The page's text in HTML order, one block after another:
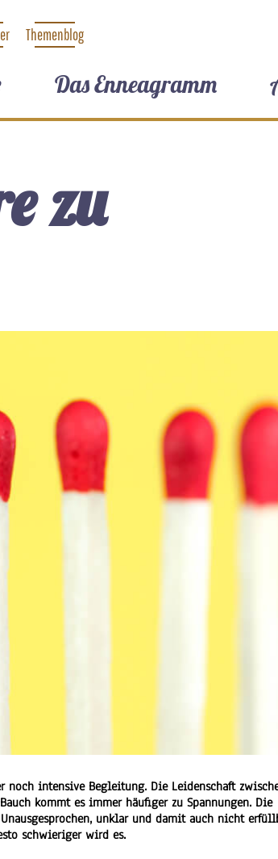
Themenblog
Das Enneagramm
zu
intensive Begleitung. Die Leidenschaft
kommt es immer häufiger zu Spannungen. Die
unklar und damit auch nicht
schwieriger wird es.